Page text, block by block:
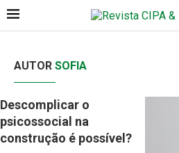
AUTOR SOFIA
Descomplicar o
psicossocial na
construção é possível?